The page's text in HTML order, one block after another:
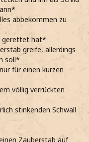
abbekommen zu
gerettet hat*
greife, allerdings
soll*
für einen kurzen
völlig verrückten
stinkenden Schwall
Zauberstab auf